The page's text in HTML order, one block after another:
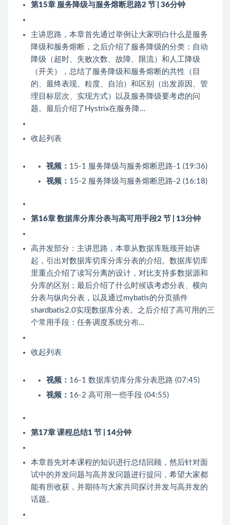
第15章 服务降级与服务熔断思路2 节 | 36分钟
主讲思路，本章首先通过举例让大家明白什么是服务
降级和服务熔断，之后介绍了服务降级的分类：自动
降级（超时、失败次数、故障、限流）和人工降级
（开关），总结了服务降级和服务熔断的共性（目
的、最终表现、粒度、自治）和区别（出发原因、管
理目标层次、实现方式）以及服务降级要考虑的问
题。最后介绍了Hystrix在服务降…
收起列表
视频： 15-1 服务降级与服务熔断思路-1 (19:36)
视频： 15-2 服务降级与服务熔断思路-2 (16:18)
第16章 数据库分库分表与高可用手段2 节 | 13分钟
高并发部分：主讲思路，本章从数据库瓶颈开始讲
起，引出对数据库切库分库分表的介绍。数据库切库
里重点介绍了读写分离的设计，对比支持多数据源和
分库的区别；最后介绍了什么时候该考虑分表、横向
分表与纵向分表，以及通过mybatis的分页插件
shardbatis2.0实现数据库分表。之后介绍了高可用的三
个常用手段：任务调度系统分布…
收起列表
视频： 16-1 数据库切库分库分表思路 (07:45)
视频： 16-2 高可用一些手段 (04:55)
第17章 课程总结1 节 | 14分钟
本章首先对本课程的知识进行总结回顾，然后针对面
试中的并发问题与高并发问题进行提问，希望大家都
能有所收获，并期待与大家共同探讨并发与高并发的
话题。